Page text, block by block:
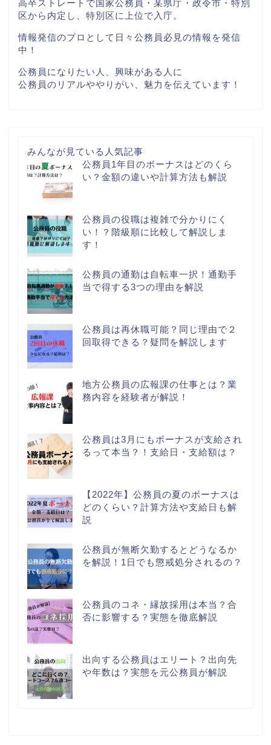
高卒ストレートで国家公務員・某県庁・政令市・特別
区から内定し、特別区に上位で入庁。
情報発信のプロとして日々公務員必見の情報を発信
中！
公務員になりたい人、興味がある人に
公務員のリアルややりがい、魅力を伝えています！
みんなが見ている人気記事
公務員1年目のボーナスはどのくら
い？金額の違いや計算方法も解説
公務員の役職は複雑で分かりにく
い！？階級順に比較して解説しま
す！
公務員の通勤は自転車一択！通勤手
当で得する3つの理由を解説
公務員は再休職可能？同じ理由で２
回取得できる？疑問を解説します
地方公務員の広報課の仕事とは？業
務内容を経験者が解説！
公務員は3月にもボーナスが支給され
るって本当？！支給日・支給額は？
【2022年】公務員の夏のボーナスは
どのくらい？計算方法や支給日も解
説
公務員が無断欠勤するとどうなるか
を解説！1日でも懲戒処分されるの？
公務員のコネ・縁故採用は本当？合
否に影響する？実態を徹底解説
出向する公務員はエリート？出向先
や年数は？実態を元公務員が解説